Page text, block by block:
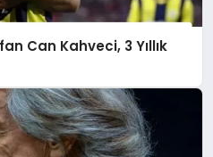
Can Kahveci, 3 Yıllık